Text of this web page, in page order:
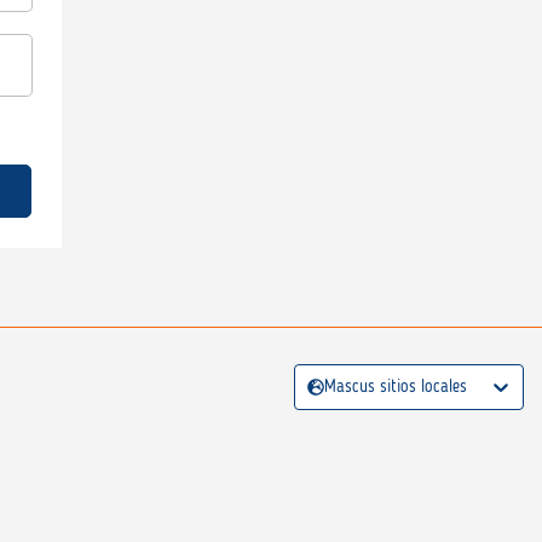
Mascus sitios locales